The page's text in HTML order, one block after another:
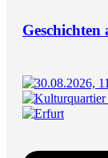
Geschichten
30.08.2026,
Kulturquartier
Erfurt